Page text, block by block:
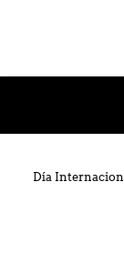
Día